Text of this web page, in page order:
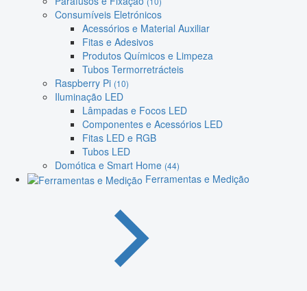
Consumíveis Eletrónicos
Acessórios e Material Auxiliar
Fitas e Adesivos
Produtos Químicos e Limpeza
Tubos Termorretrácteis
Raspberry Pi (10)
Iluminação LED
Lâmpadas e Focos LED
Componentes e Acessórios LED
Fitas LED e RGB
Tubos LED
Domótica e Smart Home (44)
Ferramentas e Medição